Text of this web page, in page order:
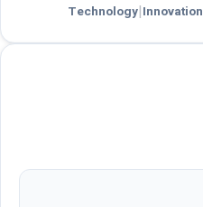
Innovation
|
Technology